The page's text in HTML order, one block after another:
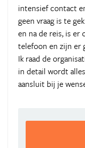
intensief contact
geen vraag is te
en na de reis, is er
telefoon en zijn er
Ik raad de
in detail wordt
aansluit bij je